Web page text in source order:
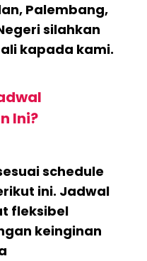
Palembang,
silahkan
kapada kami.
Ini?
schedule
ini. Jadwal
fleksibel
keinginan